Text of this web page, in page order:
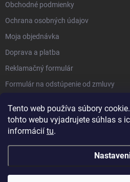
Tento web používa súbory
tohto webu vyjadrujete súhlas s
informácií tu.
Obchodné podmienky
Ochrana osobných údajov
Moja objednávka
Doprava a platba
Reklamačný formulár
Formulár na odstúpenie od zmluvy